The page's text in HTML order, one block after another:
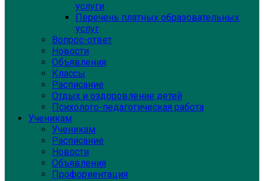
услуги
Перечень платных образовательных
услуг
Вопрос-ответ
Новости
Объявления
Классы
Расписание
Отдых и оздоровление детей
Психолого-педагогическая работа
Ученикам
Ученикам
Расписание
Новости
Объявления
Профориентация